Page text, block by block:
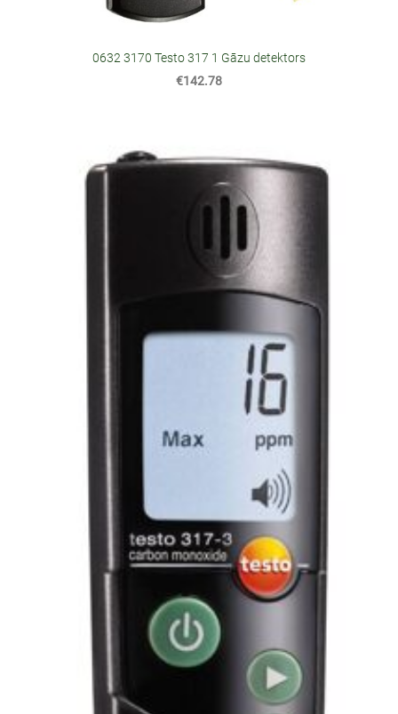
0632 3170 Testo 317 1 Gāzu detektors
€142.78